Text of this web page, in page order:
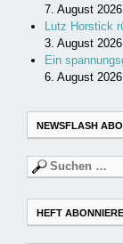
7. August 2026
Lutz Horstick
3. August 2026
Ein
6. August 2026
NEWSFLASH
Suchen
nach:
HEFT